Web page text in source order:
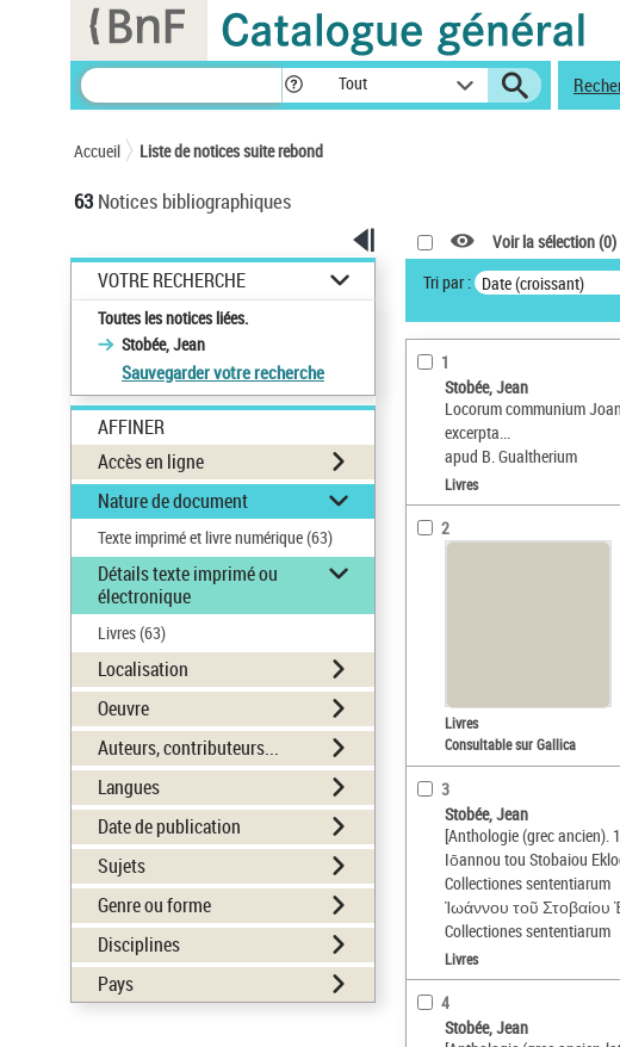
Tout
Accueil Liste de notices suite rebond
63 Notices bibliographiques
VOTRE RECHERCHE
Toutes les notices liées.
Stobée, Jean
Sauvegarder votre recherche
AFFINER
Accès en ligne
Nature de document
Texte imprimé et livre numérique(63)
Détails texte imprimé ou
électronique
Livres(63)
Localisation
Oeuvre
Auteurs, contributeurs...
Langues
Date de publication
Sujets
Genre ou forme
Disciplines
Pays
Voir la sélection (0)
Tri par : Date (croissant)
1
Stobée, Jean
Locorum communium
excerpta...
apud B. Gualtherium
Livres
2
Livres
Consultable sur Gallica
3
Stobée, Jean
[Anthologie (grec ancien).
Iōannou tou Stobaiou
Collectiones sententiarum
Ἰωάννου τοῦ Στοβαίου
Collectiones sententiarum
Livres
4
Stobée, Jean
Panneau de gestion des cookies